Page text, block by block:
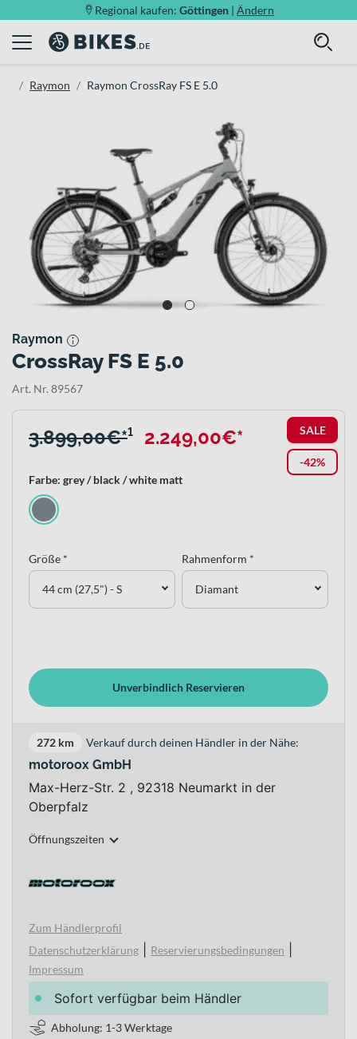
Regional kaufen: Göttingen | Ändern
Raymon Raymon CrossRay FS E 5.0
Raymon
CrossRay FS E 5.0
Art. Nr. 89567
SALE
-42%
3.899,00€*¹ 2.249,00€*
Farbe: grey / black / white matt
Größe *
44 cm (27,5") - S
Rahmenform *
Diamant
Unverbindlich Reservieren
272 km Verkauf durch deinen Händler in der Nähe:
motoroox GmbH
Max-Herz-Str. 2 , 92318 Neumarkt in der
Oberpfalz
Öffnungszeiten
Zum Händlerprofil
Datenschutzerklärung
Reservierungsbedingungen
Impressum
Sofort verfügbar beim Händler
Abholung: 1-3 Werktage